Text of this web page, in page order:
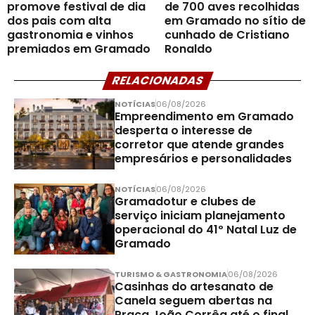
promove festival de dia
dos pais com alta
gastronomia e vinhos
premiados em Gramado
de 700 aves recolhidas
em Gramado no sítio de
cunhado de Cristiano
Ronaldo
RELACIONADAS
NOTÍCIAS06/08/2026
Empreendimento em Gramado
desperta o interesse de
corretor que atende grandes
empresários e personalidades
NOTÍCIAS06/08/2026
Gramadotur e clubes de
serviço iniciam planejamento
operacional do 41º Natal Luz de
Gramado
TURISMO & GASTRONOMIA06/08/2026
Casinhas do artesanato de
Canela seguem abertas na